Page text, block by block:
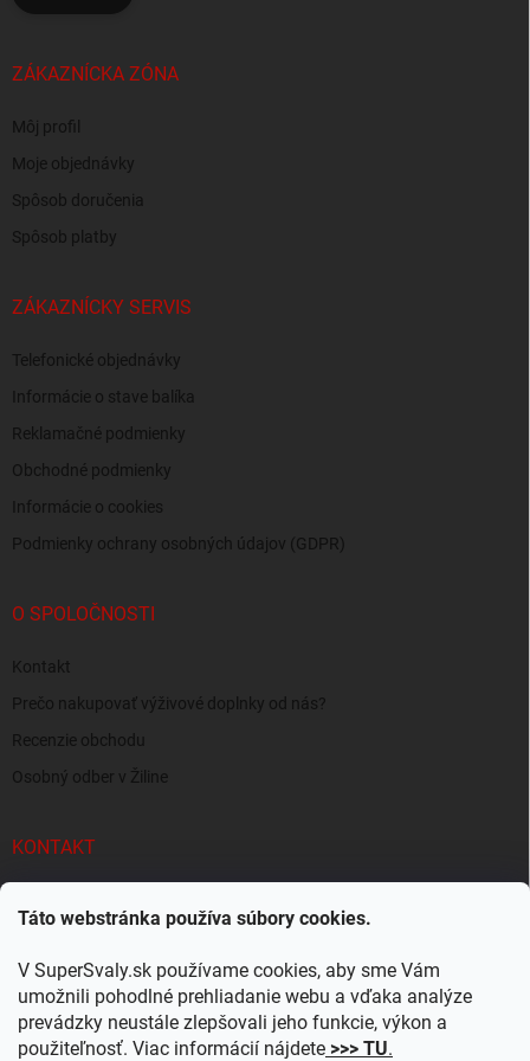
Táto webstránka používa súbory cookies.
V SuperSvaly.sk používame cookies, aby sme Vám
umožnili pohodlné prehliadanie webu a vďaka analýze
prevádzky neustále zlepšovali jeho funkcie, výkon a
použiteľnosť. Viac informácií nájdete >>> TU.
ZÁKAZNÍCKA ZÓNA
Môj profil
Moje objednávky
Spôsob doručenia
Spôsob platby
ZÁKAZNÍCKY SERVIS
Telefonické objednávky
Informácie o stave balíka
Reklamačné podmienky
Obchodné podmienky
Informácie o cookies
Podmienky ochrany osobných údajov (GDPR)
O SPOLOČNOSTI
Kontakt
Prečo nakupovať výživové doplnky od nás?
Recenzie obchodu
Osobný odber v Žiline
KONTAKT
SuperSvaly.sk - doplnky výživy
supersvaly.sk